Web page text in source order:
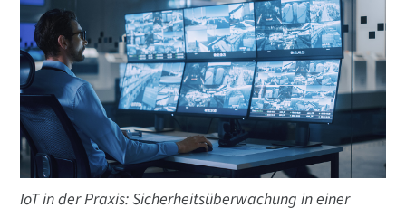
IoT in der Praxis: Sicherheitsüberwachung in einer